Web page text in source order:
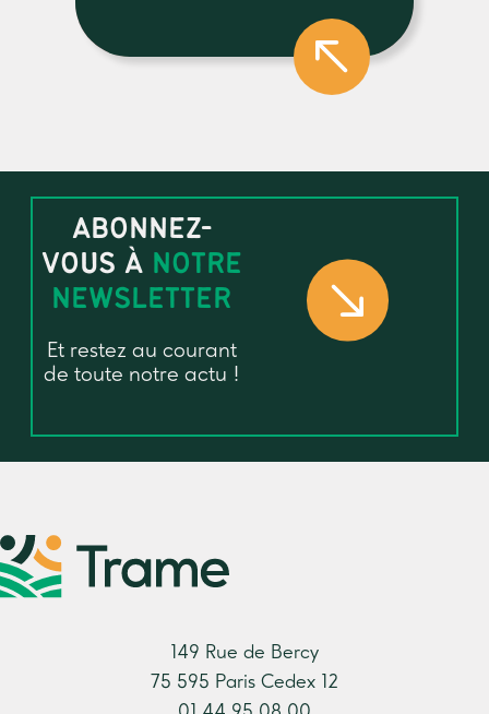
ABONNEZ-
VOUS À NOTRE
NEWSLETTER
Et restez au courant
de toute notre actu !
149 Rue de Bercy
75 595 Paris Cedex 12